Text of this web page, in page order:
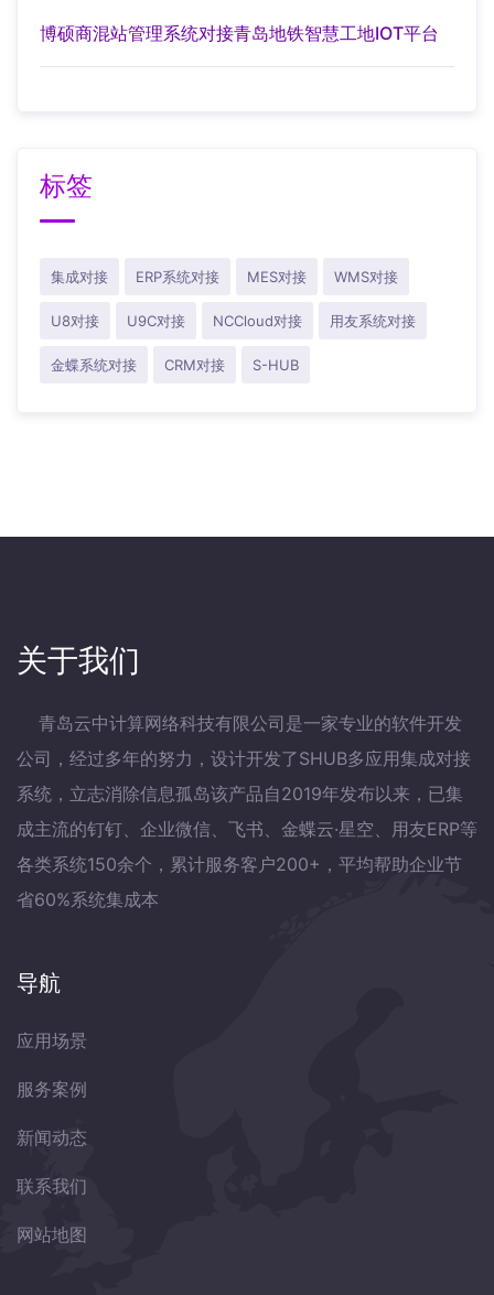
博硕商混站管理系统对接青岛地铁智慧工地IOT平台
标签
集成对接 ERP系统对接 MES对接 WMS对接
U8对接 U9C对接 NCCloud对接 用友系统对接
金蝶系统对接 CRM对接 S-HUB
关于我们
青岛云中计算网络科技有限公司是一家专业的软件开发
公司，经过多年的努力，设计开发了SHUB多应用集成对接
系统，立志消除信息孤岛该产品自2019年发布以来，已集
成主流的钉钉、企业微信、飞书、金蝶云·星空、用友ERP等
各类系统150余个，累计服务客户200+，平均帮助企业节
省60%系统集成本
导航
应用场景
服务案例
新闻动态
联系我们
网站地图